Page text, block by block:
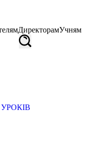
ДиректорамУчням